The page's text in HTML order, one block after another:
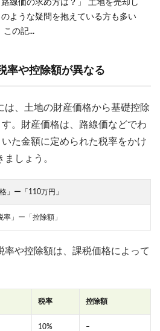
線価の求め方は？」 土地を売却し
ような疑問を抱えている方も多い
この記...
率や控除額が異なる
は、土地の財産価格から基礎控除
。財産価格は、路線価などでわ
た金額に定められた税率をかけ
しょう。
」ー「110万円」
率」ー「控除額」
率や控除額は、課税価格によって
税率 控除額
10% –